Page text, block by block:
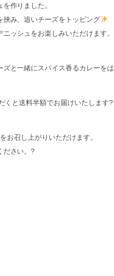
作りました。
み、追いチーズをトッピング
ッシュをお楽しみいただけます。
と一緒にスパイス香るカレーをは
くと送料半額でお届けいたします?
お召し上がりいただけます。
ださい。?